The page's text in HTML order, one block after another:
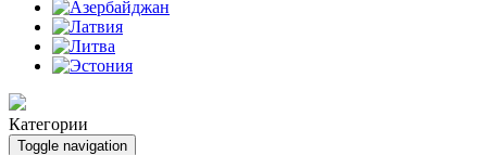
Категории
Toggle navigation